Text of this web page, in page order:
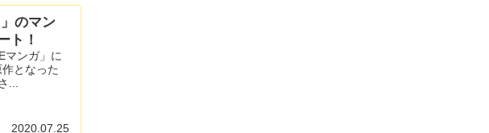
のマン
ト！
マンガ」に
となった
...
2020.07.25